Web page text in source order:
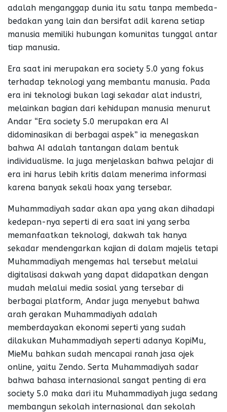
adalah menganggap dunia itu satu tanpa membeda-
bedakan yang lain dan bersifat adil karena setiap
manusia memiliki hubungan komunitas tunggal antar
tiap manusia.
Era saat ini merupakan era society 5.0 yang fokus
terhadap teknologi yang membantu manusia. Pada
era ini teknologi bukan lagi sekadar alat industri,
melainkan bagian dari kehidupan manusia menurut
Andar “Era society 5.0 merupakan era AI
didominasikan di berbagai aspek” ia menegaskan
bahwa AI adalah tantangan dalam bentuk
individualisme. Ia juga menjelaskan bahwa pelajar di
era ini harus lebih kritis dalam menerima informasi
karena banyak sekali hoax yang tersebar.
Muhammadiyah sadar akan apa yang akan dihadapi
kedepan-nya seperti di era saat ini yang serba
memanfaatkan teknologi, dakwah tak hanya
sekadar mendengarkan kajian di dalam majelis tetapi
Muhammadiyah mengemas hal tersebut melalui
digitalisasi dakwah yang dapat didapatkan dengan
mudah melalui media sosial yang tersebar di
berbagai platform, Andar juga menyebut bahwa
arah gerakan Muhammadiyah adalah
memberdayakan ekonomi seperti yang sudah
dilakukan Muhammadiyah seperti adanya KopiMu,
MieMu bahkan sudah mencapai ranah jasa ojek
online, yaitu Zendo. Serta Muhammadiyah sadar
bahwa bahasa internasional sangat penting di era
society 5.0 maka dari itu Muhammadiyah juga sedang
membangun sekolah internasional dan sekolah